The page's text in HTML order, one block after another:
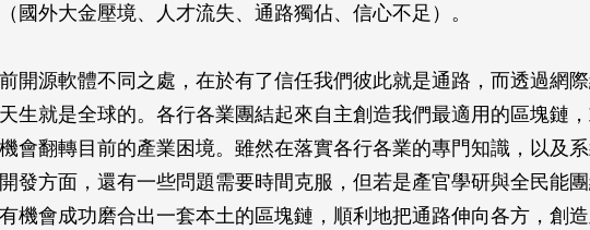
國外大金壓境、人才流失、通路獨佔、信心不足）。
開源軟體不同之處，在於有了信任我們彼此就是通路，而透過網
生就是全球的。各行各業團結起來自主創造我們最適用的區塊鏈
會翻轉目前的產業困境。雖然在落實各行各業的專門知識，以及
發方面，還有一些問題需要時間克服，但若是產官學研與全民能
機會成功磨合出一套本土的區塊鏈，順利地把通路伸向各方，創